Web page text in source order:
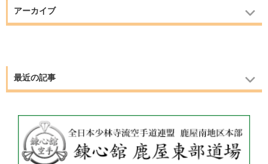
アーカイブ
最近の記事